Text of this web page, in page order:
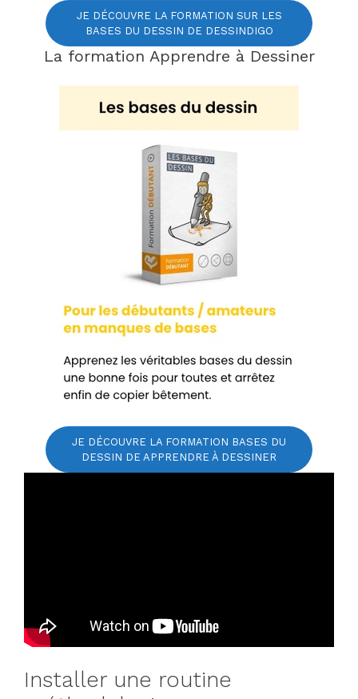
JE DÉCOUVRE LA FORMATION SUR LES
BASES DU DESSIN DE DESSINDIGO
La formation Apprendre à Dessiner
JE DÉCOUVRE LA FORMATION BASES DU
DESSIN DE APPRENDRE À DESSINER
Installer une routine